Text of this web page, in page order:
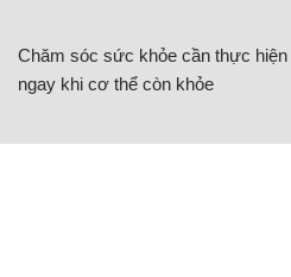
Chăm sóc sức khỏe cần thực hiện
ngay khi cơ thể còn khỏe